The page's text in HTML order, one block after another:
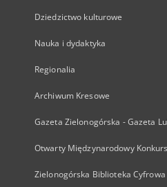
Dziedzictwo kulturowe
Nauka i dydaktyka
Regionalia
Archiwum Kresowe
Gazeta Zielonogórska - Gazeta
Otwarty Międzynarodowy
Zielonogórska Biblioteka